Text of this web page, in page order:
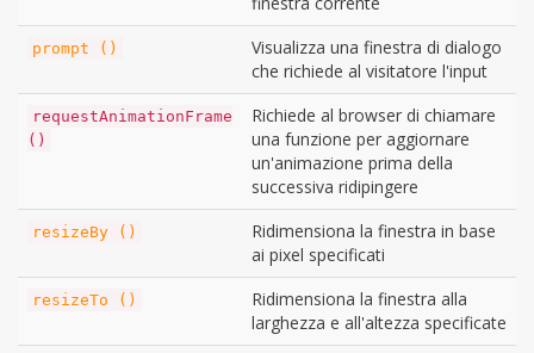
prompt ()
Visualizza una finestra di dialogo
che richiede al visitatore l'input
requestAnimationFrame
()
Richiede al browser di chiamare
una funzione per aggiornare
un'animazione prima della
successiva ridipingere
resizeBy ()
Ridimensiona la finestra in base
ai pixel specificati
resizeTo ()
Ridimensiona la finestra alla
larghezza e all'altezza specificate